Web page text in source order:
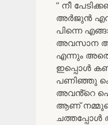
” നീ
അർജുൻ
പിന്നെ
അവസാന
എന്നും
ഇപ്പൊൾ
പണിഞ്ഞു
അവൻ്റെ
ആണ്